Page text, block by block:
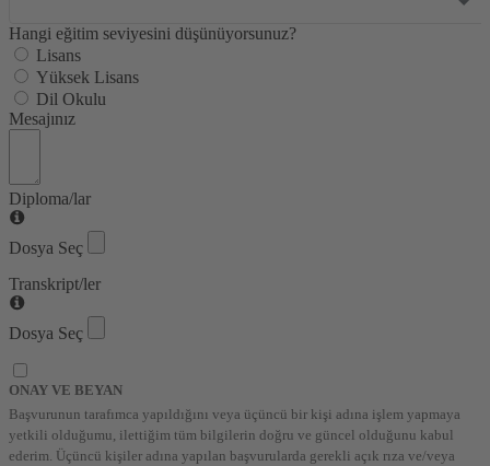
Hangi eğitim seviyesini düşünüyorsunuz?
Lisans
Yüksek Lisans
Dil Okulu
Mesajınız
Diploma/lar
Dosya Seç
Transkript/ler
Dosya Seç
ONAY VE BEYAN
Başvurunun tarafımca yapıldığını veya üçüncü bir kişi adına işlem yapmaya
yetkili olduğumu, ilettiğim tüm bilgilerin doğru ve güncel olduğunu kabul
ederim. Üçüncü kişiler adına yapılan başvurularda gerekli açık rıza ve/veya